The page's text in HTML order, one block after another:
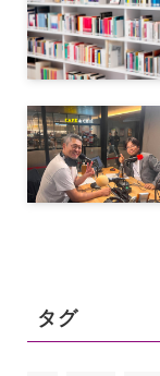
タグ